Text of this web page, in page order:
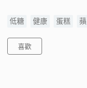
低糖 健康 蛋糕
喜歡